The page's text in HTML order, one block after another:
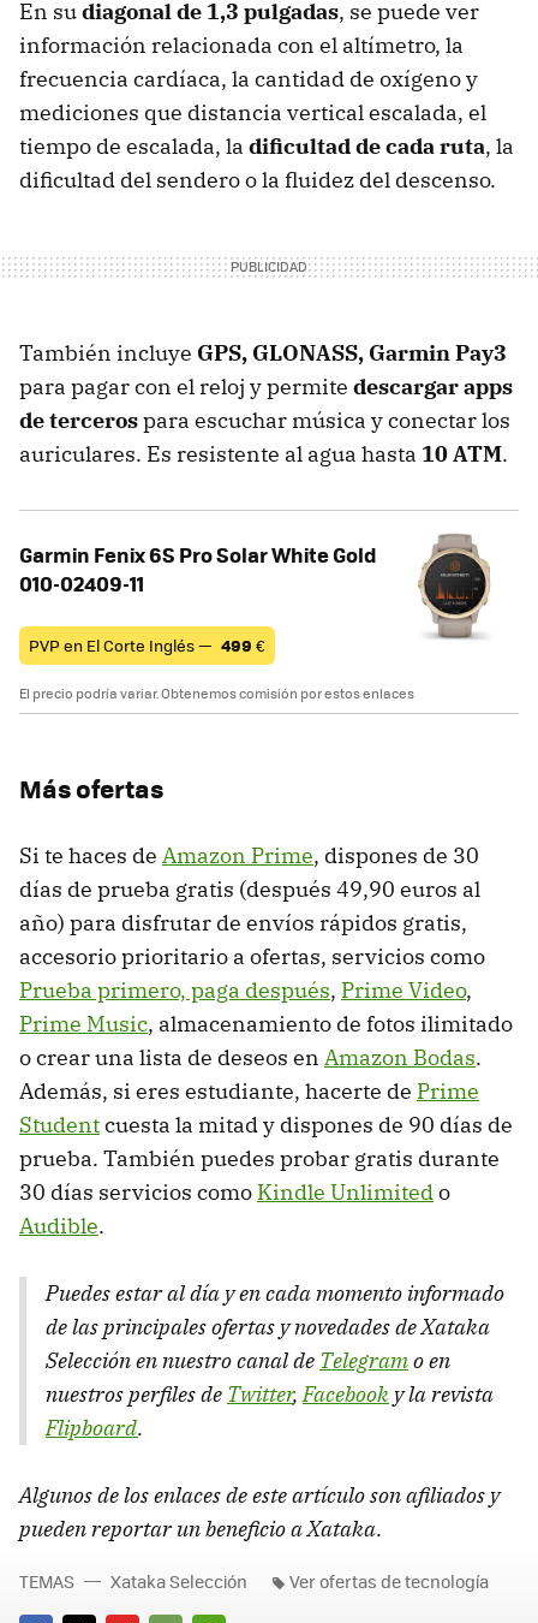
En sudiagonal de 1,3 pulgadas, se puede ver
información relacionada con el altímetro, la
frecuencia cardíaca, la cantidad de oxígeno y
mediciones que distancia vertical escalada, el
tiempo de escalada, la dificultad de cada ruta, la
dificultad del sendero o la fluidez del descenso.
También incluye GPS, GLONASS, Garmin Pay3
para pagar con el reloj y permite descargar apps
de tercerospara escuchar música y conectar los
auriculares. Es resistente al agua hasta 10 ATM.
Garmin Fenix 6S Pro Solar White Gold
010-02409-11
PVP en El Corte Inglés — 499 €
El precio podría variar. Obtenemos comisión por estos enlaces
Más ofertas
Si te haces de Amazon Prime, dispones de 30
días de prueba gratis (después 49,90 euros al
año) para disfrutar de envíos rápidos gratis,
accesorio prioritario a ofertas, servicios como
Prueba primero, paga después, Prime Video,
Prime Music, almacenamiento de fotos ilimitado
o crear una lista de deseos en Amazon Bodas.
Además, si eres estudiante, hacerte de Prime
Studentcuesta la mitad y dispones de 90 días de
prueba. También puedes probar gratis durante
30 días servicios como Kindle Unlimitedo
Audible.
Puedes estar al día y en cada momento informado
de las principales ofertas y novedades de Xataka
Selección en nuestro canal de Telegramo en
nuestros perfiles de Twitter,Facebook y la revista
Flipboard.
Algunos de los enlaces de este artículo son afiliados y
pueden reportar un beneficio a Xataka.
TEMAS Xataka Selección Ver ofertas de tecnología